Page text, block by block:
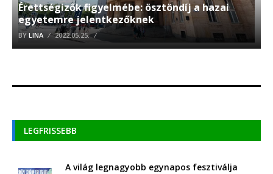
Érettségizők figyelmébe: ösztöndíj a hazai
egyetemre jelentkezőknek
BY LINA 2022.05.25.
LEGFRISSEBB
A világ legnagyobb egynapos fesztiválja